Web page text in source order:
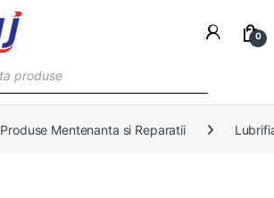
0
Produse Mentenanta si Reparatii